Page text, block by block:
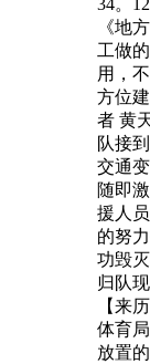
《地
工做
用，
方位
者 黄
队接
交通
随即
援人
的努
功毁
归队
【来
体育
放置